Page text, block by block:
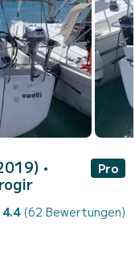
•
Pro
4.4 (62 Bewertungen)